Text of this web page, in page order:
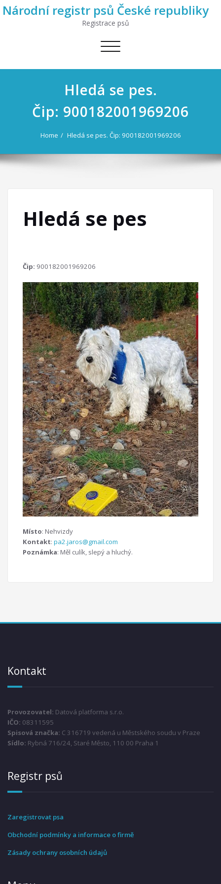
Národní registr psů České republiky
Registrace psů
Toggle
Hledá se pes.
Čip: 900182001969206
Home Hledá se pes. Čip: 900182001969206
Hledá se pes
Čip: 900182001969206
Místo: Nehvizdy
Kontakt: pa2.jaros@gmail.com
Poznámka: Měl culík, slepý a hluchý.
Kontakt
Provozovatel: Datová platforma s.r.o.
IČO: 08311595
Spisová značka: C 316719 vedená u Městského soudu v Praze
Sídlo: Rybná 716/24, Staré Město, 110 00 Praha 1
Registr psů
Zaregistrovat psa
Obchodní podmínky a informace o firmě
Zásady ochrany osobních údajů